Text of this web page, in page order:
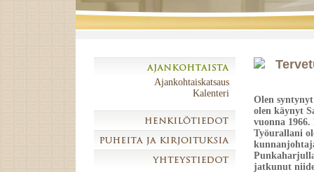
Ajankohtaiskatsaus
Kalenteri
Olen
olen käynyt
vuonna
Työurallani
jatkunut